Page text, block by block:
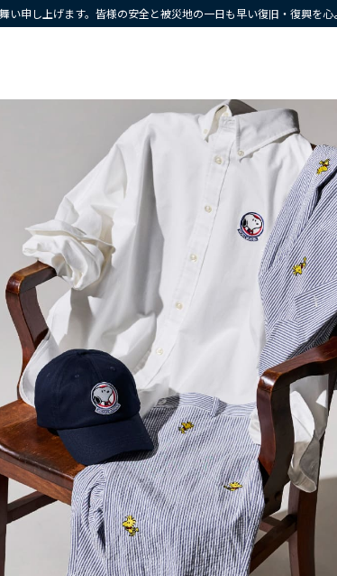
申し上げます。皆様の安全と被災地の一日も早い復旧・復興を心